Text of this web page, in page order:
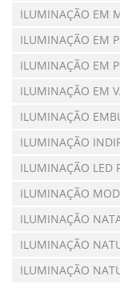
ILUMINAÇÃO EM
ILUMINAÇÃO EM
ILUMINAÇÃO EM
ILUMINAÇÃO EM
ILUMINAÇÃO
ILUMINAÇÃO
ILUMINAÇÃO LED
ILUMINAÇÃO
ILUMINAÇÃO
ILUMINAÇÃO
ILUMINAÇÃO